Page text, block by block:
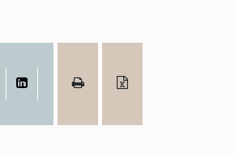
WhatsAppLinkedIn